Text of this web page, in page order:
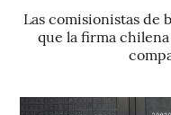
Las comisionistas de
que la firma